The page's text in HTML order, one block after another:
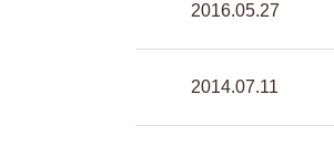
2016.05.27
2014.07.11